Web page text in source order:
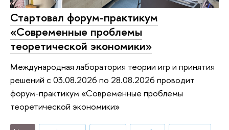
Стартовал форум-практикум
«Современные проблемы
теоретической экономики»
Международная лаборатория теории игр и принятия
решений с 03.08.2026 по 28.08.2026 проводит
форум-практикум «Современные проблемы
теоретической экономики»